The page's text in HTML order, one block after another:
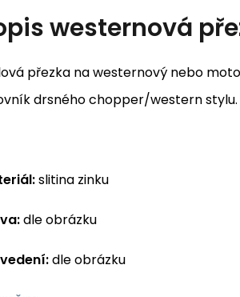
westernová
přezka na westernový nebo
drsného chopper/western stylu.
slitina zinku
dle obrázku
dle obrázku